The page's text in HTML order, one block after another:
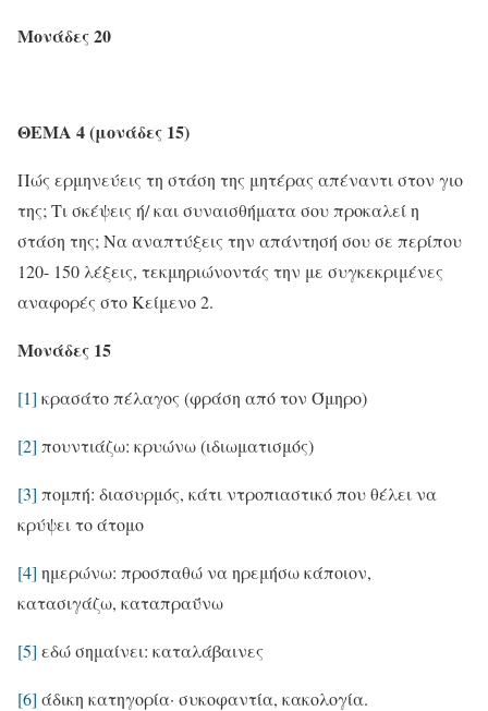
Μονάδες 20
ΘΕΜΑ 4 (μονάδες 15)
Πώς ερμηνεύεις τη στάση της μητέρας απέναντι στον γιο
της; Τι σκέψεις ή/ και συναισθήματα σου προκαλεί η
στάση της; Να αναπτύξεις την απάντησή σου σε περίπου
120- 150 λέξεις, τεκμηριώνοντάς την με συγκεκριμένες
αναφορές στο Κείμενο 2.
Μονάδες 15
[1] κρασάτο πέλαγος (φράση από τον Όμηρο)
[2] πουντιάζω: κρυώνω (ιδιωματισμός)
[3] πομπή: διασυρμός, κάτι ντροπιαστικό που θέλει να
κρύψει το άτομο
[4] ημερώνω: προσπαθώ να ηρεμήσω κάποιον,
κατασιγάζω, καταπραΰνω
[5] εδώ σημαίνει: καταλάβαινες
[6] άδικη κατηγορία· συκοφαντία, κακολογία.